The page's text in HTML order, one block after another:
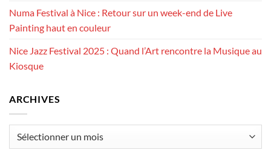
Numa Festival à Nice : Retour sur un week-end de Live
Painting haut en couleur
Nice Jazz Festival 2025 : Quand l’Art rencontre la Musique au
Kiosque
ARCHIVES